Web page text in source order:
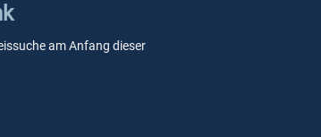
am Anfang dieser